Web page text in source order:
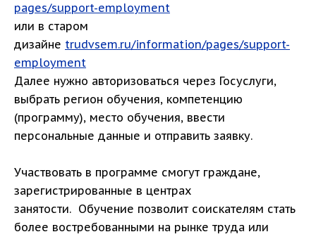
pages/support-employment
или в старом
дизайне trudvsem.ru/information/pages/support-
employment
Далее нужно авторизоваться через Госуслуги,
выбрать регион обучения, компетенцию
(программу), место обучения, ввести
персональные данные и отправить заявку.
Участвовать в программе смогут граждане,
зарегистрированные в центрах
занятости. Обучение позволит соискателям стать
более востребованными на рынке труда или